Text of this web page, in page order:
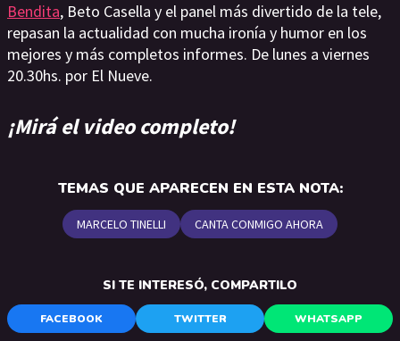
Bendita, Beto Casella y el panel más divertido de la tele,
repasan la actualidad con mucha ironía y humor en los
mejores y más completos informes. De lunes a viernes
20.30hs. por El Nueve.
¡Mirá el video completo!
TEMAS QUE APARECEN EN ESTA NOTA:
MARCELO TINELLI CANTA CONMIGO AHORA
SI TE INTERESÓ, COMPARTILO
FACEBOOK TWITTER WHATSAPP